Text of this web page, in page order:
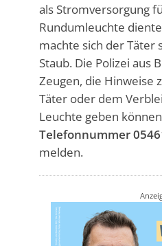
als Stromversorgung
Rundumleuchte
machte sich der Täter
Staub. Die Polizei aus
Zeugen, die Hinweise
Täter oder dem
Leuchte geben
Telefonnummer
melden.